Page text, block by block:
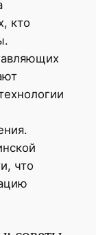
кто
что